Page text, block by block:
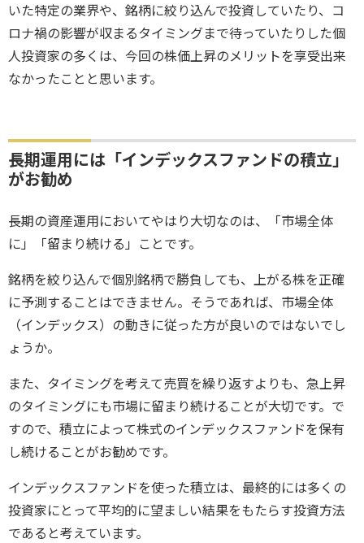
いた特定の業界や、銘柄に絞り込んで投資していたり、コ
ロナ禍の影響が収まるタイミングまで待っていたりした個
人投資家の多くは、今回の株価上昇のメリットを享受出来
なかったことと思います。
長期運用には「インデックスファンドの積立」
がお勧め
長期の資産運用においてやはり大切なのは、「市場全体
に」「留まり続ける」ことです。
銘柄を絞り込んで個別銘柄で勝負しても、上がる株を正確
に予測することはできません。そうであれば、市場全体
（インデックス）の動きに従った方が良いのではないでし
ょうか。
また、タイミングを考えて売買を繰り返すよりも、急上昇
のタイミングにも市場に留まり続けることが大切です。で
すので、積立によって株式のインデックスファンドを保有
し続けることがお勧めです。
インデックスファンドを使った積立は、最終的には多くの
投資家にとって平均的に望ましい結果をもたらす投資方法
であると考えています。